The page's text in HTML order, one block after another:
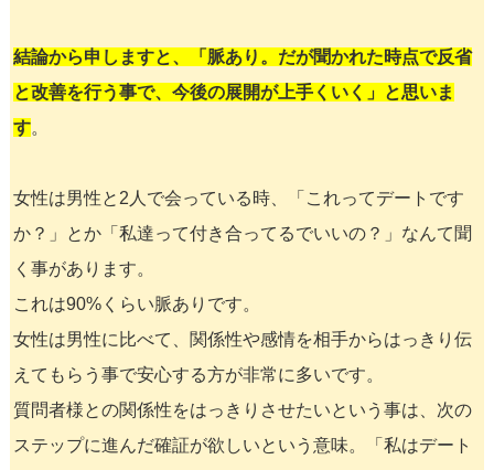
結論から申しますと、「脈あり。だが聞かれた時点で反省
と改善を行う事で、今後の展開が上手くいく」と思いま
す。
女性は男性と2人で会っている時、「これってデートです
か？」とか「私達って付き合ってるでいいの？」なんて聞
く事があります。
これは90%くらい脈ありです。
女性は男性に比べて、関係性や感情を相手からはっきり伝
えてもらう事で安心する方が非常に多いです。
質問者様との関係性をはっきりさせたいという事は、次の
ステップに進んだ確証が欲しいという意味。「私はデート